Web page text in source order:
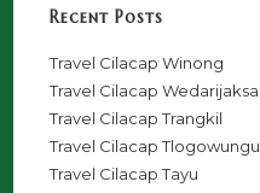
Recent Posts
Travel Cilacap Winong
Travel Cilacap Wedarijaksa
Travel Cilacap Trangkil
Travel Cilacap Tlogowungu
Travel Cilacap Tayu